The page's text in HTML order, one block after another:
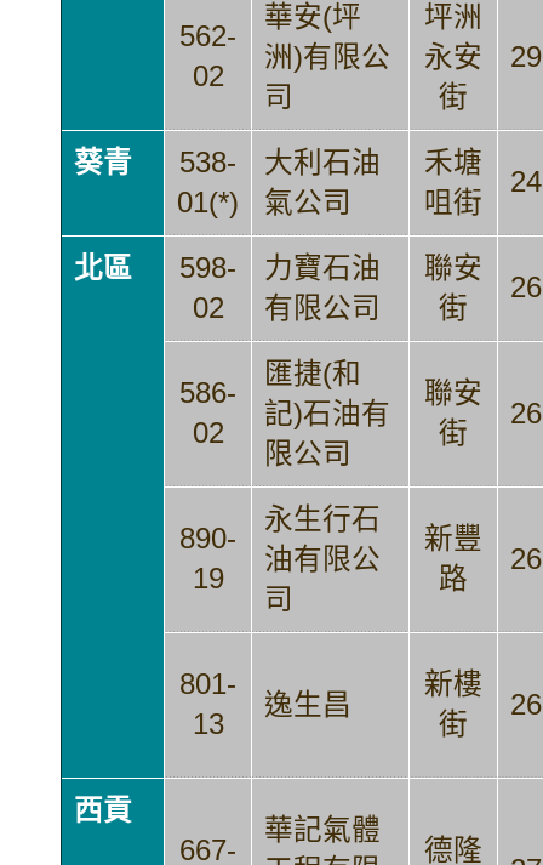
562-
02
華安(坪
洲)有限公
司
坪洲
永安
街
葵青
538-
01(*)
大利石油
氣公司
禾塘
咀街
北區
598-
02
力寶石油
有限公司
聯安
街
586-
02
匯捷(和
記)石油有
限公司
聯安
街
890-
19
永生行石
油有限公
司
新豐
路
801-
13
逸生昌
新樓
街
西貢
667-
華記氣體
德隆